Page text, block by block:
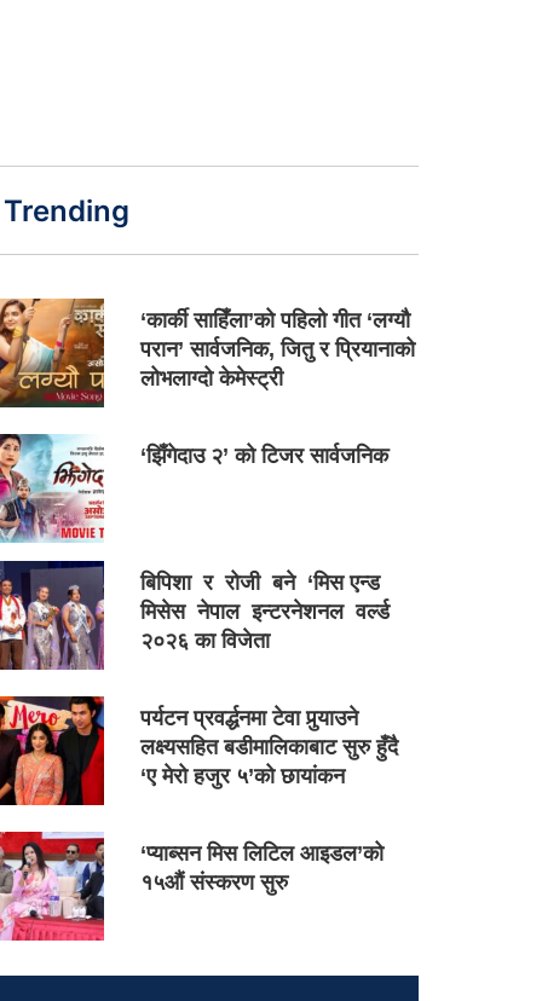
Trending
‘कार्की साहिँला’को पहिलो गीत ‘लग्यौ
परान’ सार्वजनिक, जितु र प्रियानाको
लोभलाग्दो केमेस्ट्री
‘झिँगेदाउ २’ को टिजर सार्वजनिक
बिपिशा र रोजी बने ‘मिस एन्ड
मिसेस नेपाल इन्टरनेशनल वर्ल्ड
२०२६ का विजेता
पर्यटन प्रवर्द्धनमा टेवा पुर्‍याउने
लक्ष्यसहित बडीमालिकाबाट सुरु हुँदै
‘ए मेरो हजुर ५’को छायांकन
‘प्याब्सन मिस लिटिल आइडल’को
१५औं संस्करण सुरु